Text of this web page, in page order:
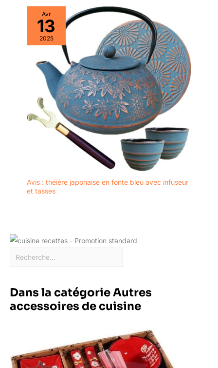
Avr
13
2025
Avis : théière japonaise en fonte bleu avec infuseur
et tasses
Dans la catégorie Autres
accessoires de cuisine